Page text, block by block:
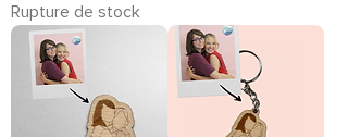
Rupture de stock